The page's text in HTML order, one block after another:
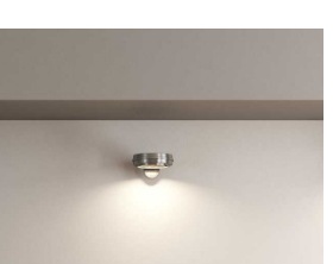
de elementos de diseño como
asimétrico, y formas audaces, las